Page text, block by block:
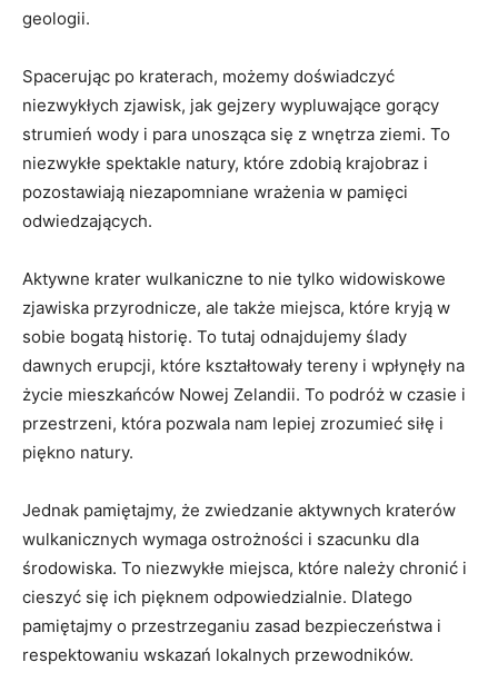
geologii.
Spacerując‍ po kraterach, możemy doświadczyć
niezwykłych zjawisk, jak gejzery wypluwające gorący
strumień wody i para unosząca się z wnętrza ziemi. To
niezwykłe spektakle natury, które⁣ zdobią krajobraz‍ i
pozostawiają niezapomniane wrażenia w pamięci
odwiedzających.
Aktywne krater wulkaniczne to⁢ nie tylko widowiskowe
zjawiska przyrodnicze, ale także ​miejsca, które kryją ‍w
sobie bogatą historię. To tutaj odnajdujemy ślady
dawnych ‍erupcji, które kształtowały tereny i wpłynęły na
życie mieszkańców Nowej Zelandii. To podróż w czasie‍ i
przestrzeni, która pozwala ⁢nam lepiej zrozumieć siłę ⁣i⁣
piękno⁢ natury.
Jednak pamiętajmy, że⁣ zwiedzanie aktywnych kraterów
wulkanicznych​ wymaga ​ostrożności i szacunku dla
⁢środowiska. To‍ niezwykłe miejsca, które należy chronić ‍i
cieszyć się ich pięknem odpowiedzialnie. Dlatego
pamiętajmy o przestrzeganiu zasad bezpieczeństwa​ i
‌respektowaniu wskazań‌ lokalnych przewodników.